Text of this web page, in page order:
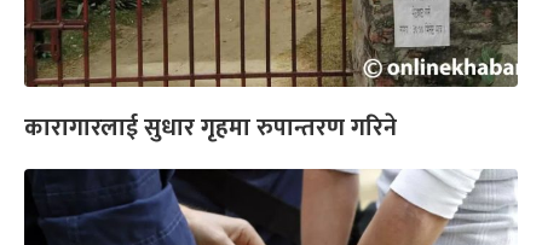
कारागारलाई सुधार गृहमा रुपान्तरण गरिने